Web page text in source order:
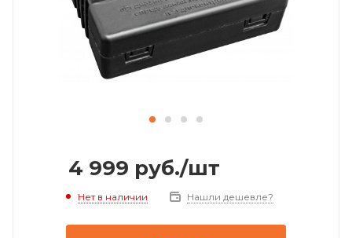
4 999 руб./шт
Нет в наличии Нашли дешевле?